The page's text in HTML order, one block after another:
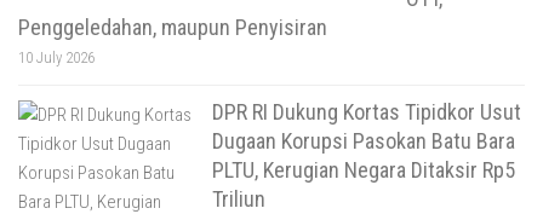
Penggeledahan, maupun Penyisiran
10 July 2026
DPR RI Dukung Kortas Tipidkor Usut
Dugaan Korupsi Pasokan Batu Bara
PLTU, Kerugian Negara Ditaksir Rp5
Triliun